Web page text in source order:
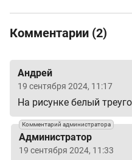
Комментарии (2)
Андрей
19 сентября 2024, 11:17
На рисунке белый
Комментарий администратора
Администратор
19 сентября 2024, 11:33